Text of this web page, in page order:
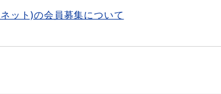
ット)の会員募集について